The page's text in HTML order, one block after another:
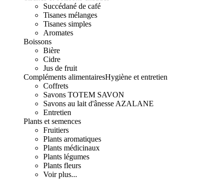
Succédané de café
Tisanes mélanges
Tisanes simples
Aromates
Boissons
Bière
Cidre
Jus de fruit
Compléments alimentairesHygiène et entretien
Coffrets
Savons TOTEM SAVON
Savons au lait d'ânesse AZALANE
Entretien
Plants et semences
Fruitiers
Plants aromatiques
Plants médicinaux
Plants légumes
Plants fleurs
Voir plus...